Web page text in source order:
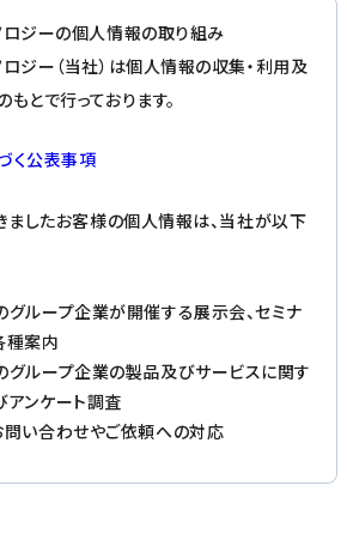
ジーの個人情報の取り組み
ジー（当社）は個人情報の収集・利用及
とで行っております。
く公表事項
ましたお客様の個人情報は、当社が以下
ループ企業が開催する展示会、セミナ
種案内
グループ企業の製品及びサービスに関す
ンケート調査
問い合わせやご依頼への対応